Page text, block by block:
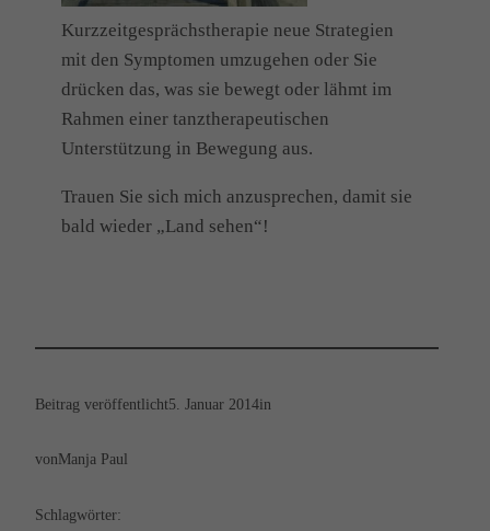
Kurzzeitgesprächstherapie neue Strategien
mit den Symptomen umzugehen oder Sie
drücken das, was sie bewegt oder lähmt im
Rahmen einer tanztherapeutischen
Unterstützung in Bewegung aus.
Trauen Sie sich mich anzusprechen, damit sie
bald wieder „Land sehen“!
Beitrag veröffentlicht5. Januar 2014in
vonManja Paul
Schlagwörter: